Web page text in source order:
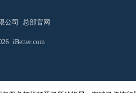
胶印四色印刷，采用HP Indigo 5600数字印
显影输出、套色印刷是一个快速而可变
本和时间都是非常巨大的。
数字印刷机的叼纸牙排没有松开，而是呈
精细套准提供了客观基础。
公司 总部官网
iBetter.com